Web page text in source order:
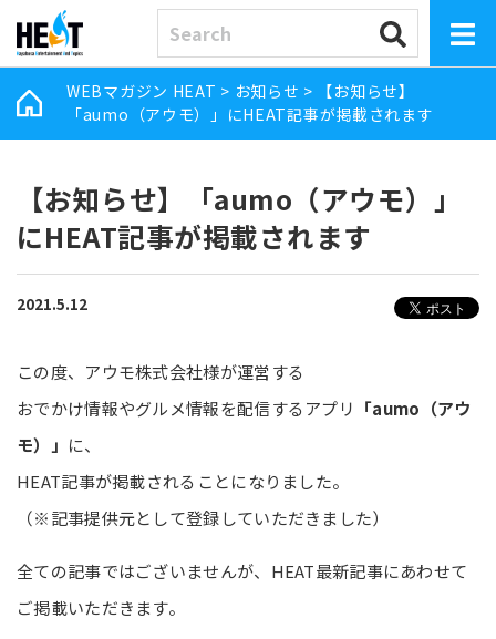
WEBマガジン HEAT > お知らせ >
【お知らせ】
「aumo（アウモ）」にHEAT記事が掲載されます
【お知らせ】「aumo（アウモ）」
にHEAT記事が掲載されます
2021.5.12
この度、アウモ株式会社様が運営する
おでかけ情報やグルメ情報を配信するアプリ 「aumo（アウ
モ）」 に、
HEAT記事が掲載されることになりました。
（※記事提供元として登録していただきました）
全ての記事ではございませんが、HEAT最新記事にあわせて
ご掲載いただきます。